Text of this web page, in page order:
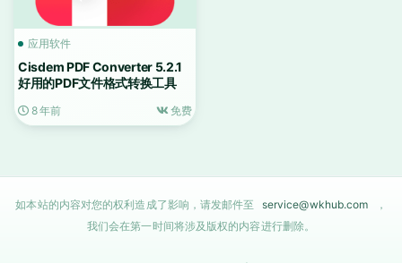
应用软件
Cisdem PDF Converter 5.2.1
好用的PDF文件格式转换工具
8 年前 免费
如本站的内容对您的权利造成了影响，请发邮件至 service@wkhub.com
，
我们会在第一时间将涉及版权的内容进行删除。